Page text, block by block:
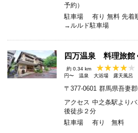
予約）
駐車場
有り 無料 先
→ルルド駐車場
四万温泉 料理旅館
約 0.34 km
円〜
温泉 大浴場 露天風呂
〒377-0601 群馬県吾妻
アクセス 中之条駅より
後徒歩２分
駐車場
有り 無料